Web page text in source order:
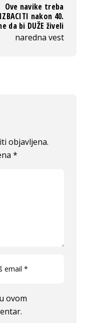
Ove navike treba
IZBACITI nakon 40.
da bi DUŽE živeli
naredna vest
objavljena.
*
ovom